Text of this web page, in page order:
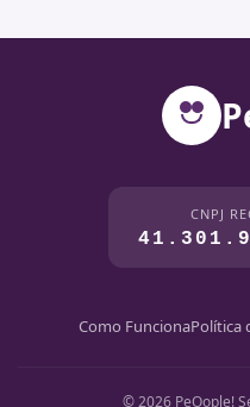
CNPJ
Como FuncionaPolítica
© 2026 PeOople!